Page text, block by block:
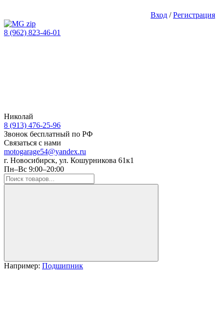
Вход /Регистрация
8 (962) 823-46-01
Николай
8 (913) 476-25-96
Звонок бесплатный по РФ
Связаться с нами
motogarage54@yandex.ru
г. Новосибирск, ул. Кошурникова 61к1
Пн–Вс 9:00–20:00
Например: Подшипник